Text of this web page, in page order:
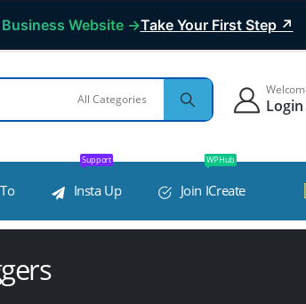
Website →Take Your First Step ↗
Insta Up
Support
Join ICreate
WP Hub